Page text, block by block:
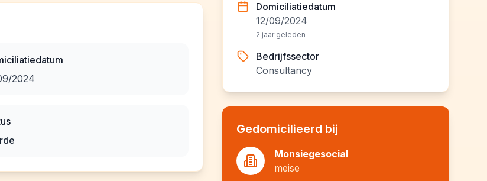
2024
Domiciliatiedatum
12/09/2024
2 jaar geleden
Bedrijfssector
Consultancy
Gedomicilieerd bij
Monsiegesocial
meise